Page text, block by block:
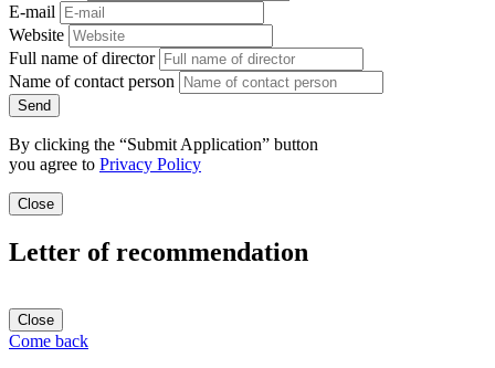
E-mail
Website
Full name of director
Name of contact person
Send
By clicking the “Submit Application” button
you agree to Privacy Policy
Close
Letter of recommendation
Close
Come back